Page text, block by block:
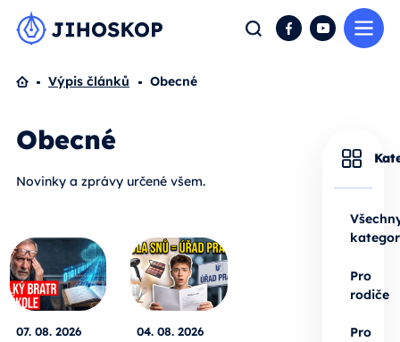
Hledat FacebookYouTube
Domů
Výpis článků Obecné
Obecné
Novinky a zprávy určené všem.
07. 08. 2026 04. 08. 2026
Pro
rodiče
Pro